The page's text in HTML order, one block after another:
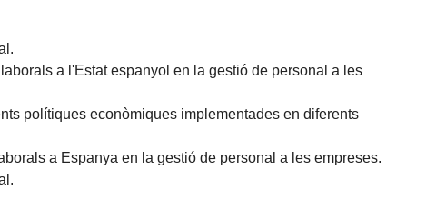
a l'Estat espanyol en la gestió de personal a les
polítiques econòmiques implementades en diferents
a Espanya en la gestió de personal a les empreses.